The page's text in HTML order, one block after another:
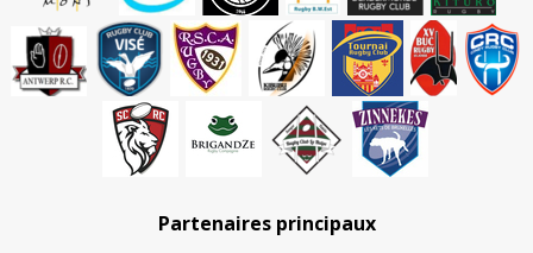
Partenaires principaux